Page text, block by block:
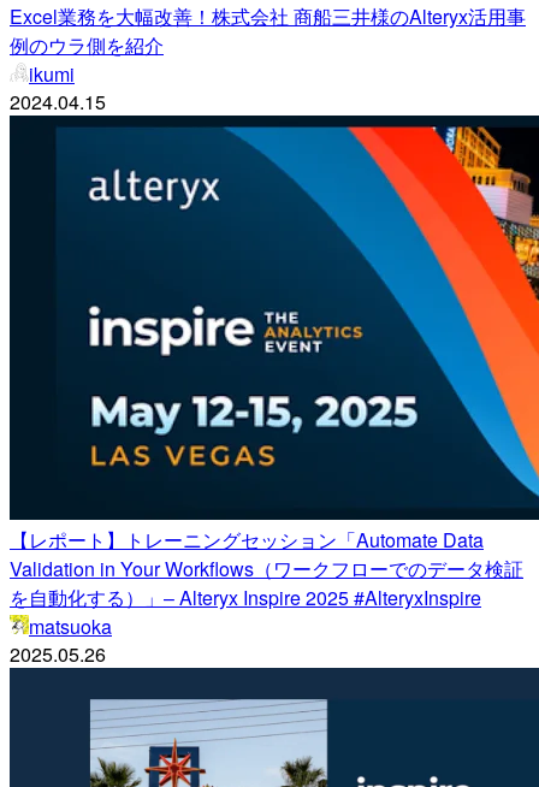
Excel業務を大幅改善！株式会社 商船三井様のAlteryx活用事
例のウラ側を紹介
ikumi
2024.04.15
【レポート】トレーニングセッション「Automate Data
Validation in Your Workflows（ワークフローでのデータ検証
を自動化する）」– Alteryx Inspire 2025 #AlteryxInspire
matsuoka
2025.05.26